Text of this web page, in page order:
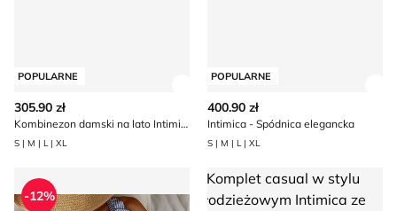
POPULARNE
305.90 zł
Kombinezon damski na lato Intimica
S | M | L | XL
POPULARNE
400.90 zł
Intimica - Spódnica elegancka
S | M | L | XL
Strój kąpielowy młodzieżowy Intimica
-12%
Komplet casual w stylu